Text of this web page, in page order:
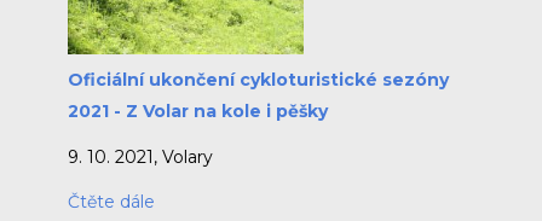
Oficiální ukončení cykloturistické sezóny
2021 - Z Volar na kole i pěšky
9. 10. 2021, Volary
Čtěte dále